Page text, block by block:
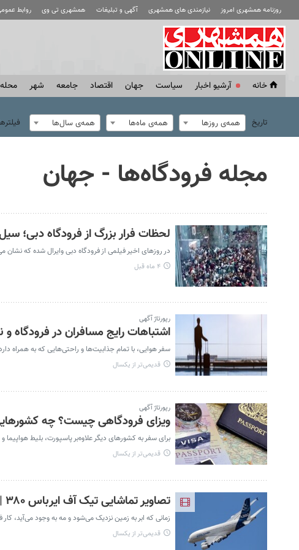
روزنامه همشهری امروز نیازمندی های همشهری آگهی و تبلیغات همشهری تی وی روابط
خانه آرشیو اخبار سياست جهان اقتصاد جامعه شهر محله
تاریخ همه‌ی روزها همه‌ی ماه‌ها همه‌ی سال‌ها
مجله فرودگاه‌ها - جهان
لحظات فرار بزرگ از فرودگاه دبی؛
در روزهای اخیر فیلمی از فرودگاه دبی وایرال شده که
۴ ماه قبل
رپورتاژ آگهی
اشتباهات رایج مسافران در فرودگاه و
سفر هوایی، با تمام جذابیت‌ها و راحتی‌هایی که به همراه
قدیمی‌تر از یکسال
رپورتاژ آگهی
ویزای فرودگاهی چیست؟ چه
برای سفر به کشورهای دیگر علاوه‌بر پاسپورت، بلیط هواپیما و
قدیمی‌تر از یکسال
تصاویر تماشایی تیک آف ایرباس ۳۸۰ | هواپیما پس از برخاستن محو شد!
زمانی که ابر به زمین نزدیک می‌شود و مه به وجود می‌آید،
قدیمی‌تر از یکسال